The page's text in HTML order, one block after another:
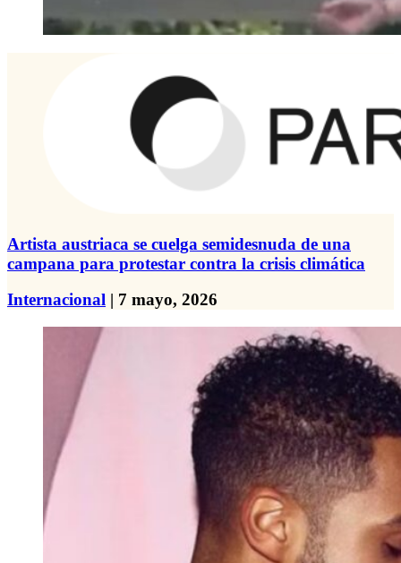
Artista austriaca se cuelga semidesnuda de una
campana para protestar contra la crisis climática
Internacional | 7 mayo, 2026